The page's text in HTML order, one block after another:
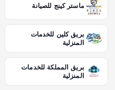
ماستر كينج للصيانة
بريق كلين للخدمات
المنزلية
بريق المملكة للخدمات
المنزلية